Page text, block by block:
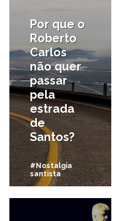
Por que o
Roberto
Carlos
não quer
passar
pela
estrada
de
Santos?
#Nostalgia
santista
21/06/2013